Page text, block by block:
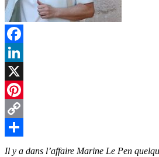
Facebook
LinkedIn
X
Pinterest
Copy
Link
Partager
Il y a dans l’affaire Marine Le Pen